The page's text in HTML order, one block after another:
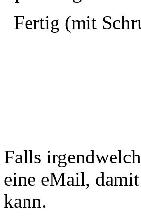
Fertig (mit
Falls
eine eMail,
kann.